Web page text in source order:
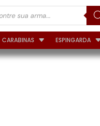
CARABINAS ESPINGARDA